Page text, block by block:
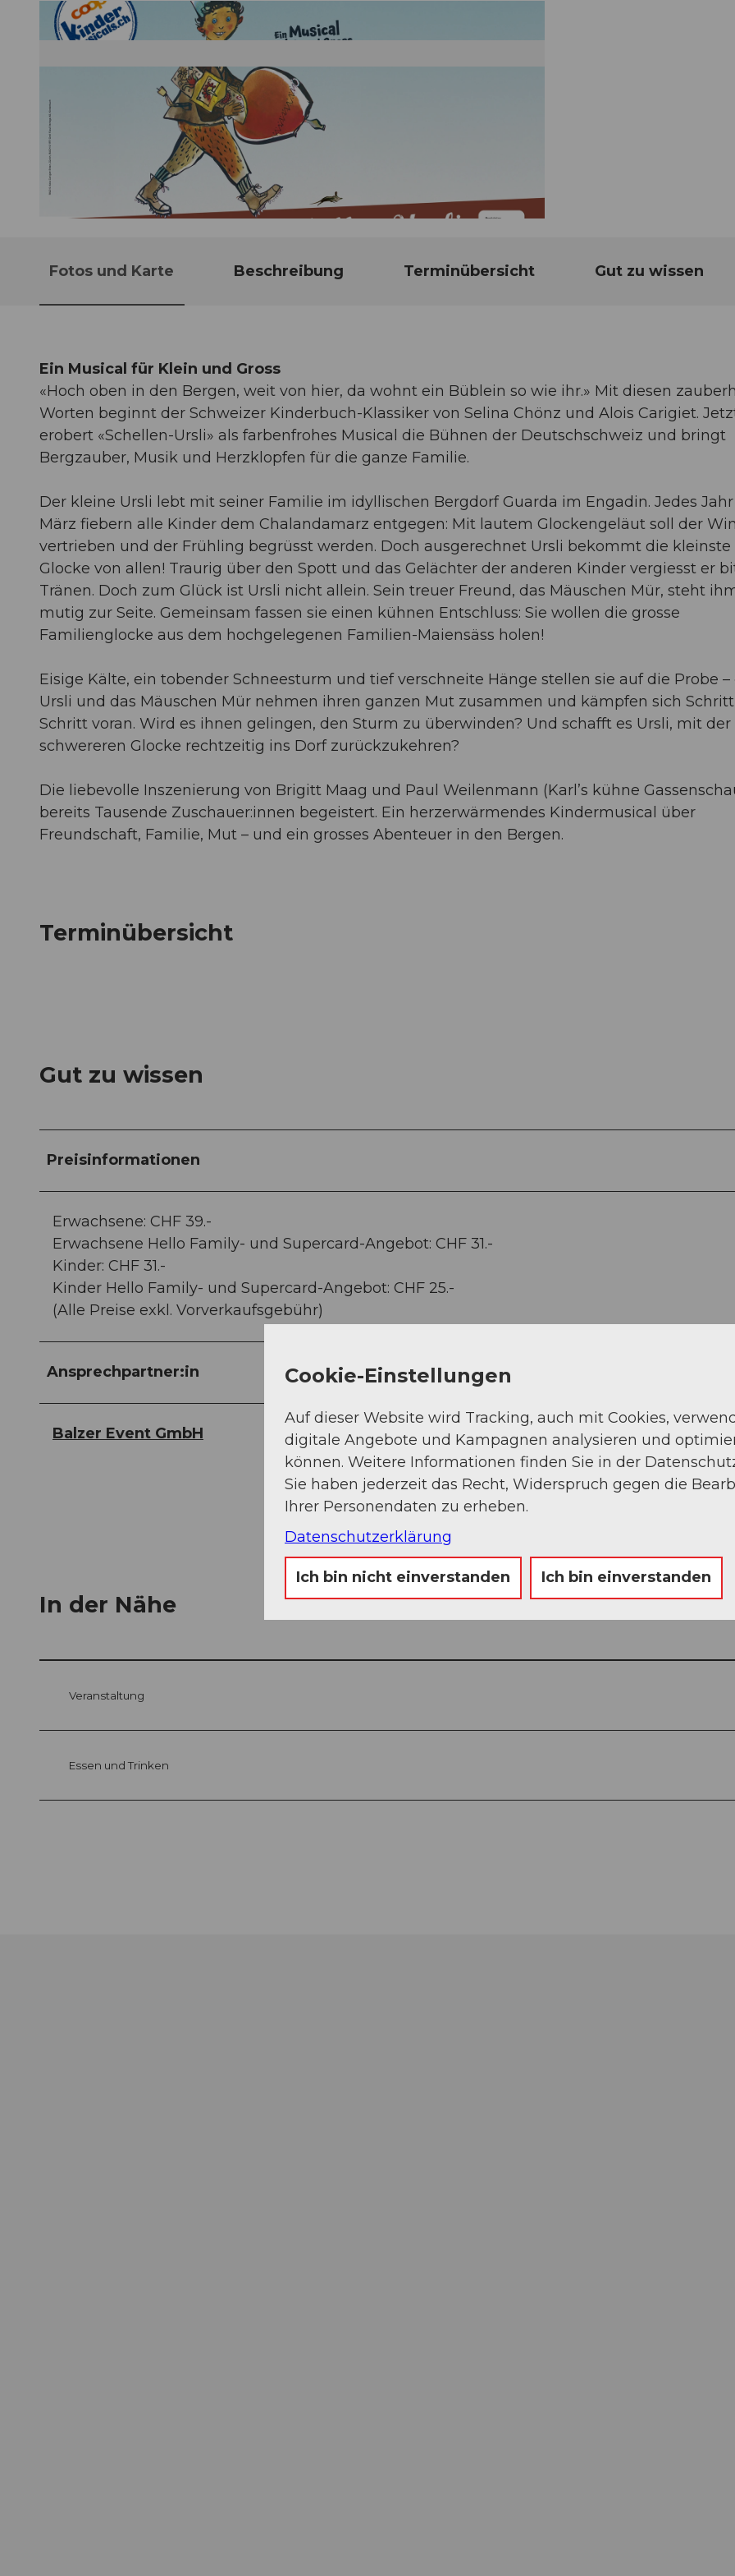
Fotos und Karte Beschreibung Terminübersicht Gut zu wissen
Ein Musical für Klein und Gross
«Hoch oben in den Bergen, weit von hier, da wohnt ein Büblein so wie ihr.» Mit diesen
Worten beginnt der Schweizer Kinderbuch-Klassiker von Selina Chönz und Alois Carigiet.
erobert «Schellen-Ursli» als farbenfrohes Musical die Bühnen der Deutschschweiz und bringt
Bergzauber, Musik und Herzklopfen für die ganze Familie.
Der kleine Ursli lebt mit seiner Familie im idyllischen Bergdorf Guarda im Engadin. Jedes
März fiebern alle Kinder dem Chalandamarz entgegen: Mit lautem Glockengeläut soll der
vertrieben und der Frühling begrüsst werden. Doch ausgerechnet Ursli bekommt die kleinste
Glocke von allen! Traurig über den Spott und das Gelächter der anderen Kinder vergiesst er
Tränen. Doch zum Glück ist Ursli nicht allein. Sein treuer Freund, das Mäuschen Mür, steht
mutig zur Seite. Gemeinsam fassen sie einen kühnen Entschluss: Sie wollen die grosse
Familienglocke aus dem hochgelegenen Familien-Maiensäss holen!
Eisige Kälte, ein tobender Schneesturm und tief verschneite Hänge stellen sie auf die Probe –
Ursli und das Mäuschen Mür nehmen ihren ganzen Mut zusammen und kämpfen sich
Schritt voran. Wird es ihnen gelingen, den Sturm zu überwinden? Und schafft es Ursli, mit der
schwereren Glocke rechtzeitig ins Dorf zurückzukehren?
Die liebevolle Inszenierung von Brigitt Maag und Paul Weilenmann (Karl’s kühne
bereits Tausende Zuschauer:innen begeistert. Ein herzerwärmendes Kindermusical über
Freundschaft, Familie, Mut – und ein grosses Abenteuer in den Bergen.
Terminübersicht
Gut zu wissen
Preisinformationen
Erwachsene: CHF 39.-
Erwachsene Hello Family- und Supercard-Angebot: CHF 31.-
Kinder: CHF 31.-
Kinder Hello Family- und Supercard-Angebot: CHF 25.-
(Alle Preise exkl. Vorverkaufsgebühr)
Ansprechpartner:in
Balzer Event GmbH
In der Nähe
Veranstaltung
Essen und Trinken
Cookie-Einstellungen
Auf dieser Website wird Tracking, auch mit Cookies,
digitale Angebote und Kampagnen analysieren und
können. Weitere Informationen finden Sie in der
Sie haben jederzeit das Recht, Widerspruch gegen die
Ihrer Personendaten zu erheben.
Datenschutzerklärung
Ich bin nicht einverstanden Ich bin einverstanden